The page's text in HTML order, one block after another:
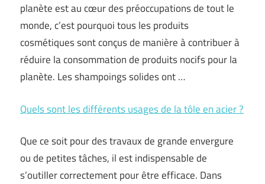
planète est au cœur des préoccupations de tout le
monde, c’est pourquoi tous les produits
cosmétiques sont conçus de manière à contribuer à
réduire la consommation de produits nocifs pour la
planète. Les shampoings solides ont …
Quels sont les différents usages de la tôle en acier ?
Que ce soit pour des travaux de grande envergure
ou de petites tâches, il est indispensable de
s’outiller correctement pour être efficace. Dans